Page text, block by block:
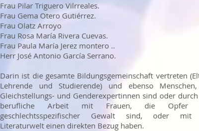
Frau Pilar Triguero Vilrreales.
Frau Gema Otero Gutiérrez.
Frau Olatz Arroyo
Frau Rosa María Rivera Cuevas.
Frau Paula María Jerez montero ..
Herr José Antonio García Serrano.
Darin ist die gesamte Bildungsgemeinschaft vertreten
Lehrende und Studierende) und ebenso
Gleichstellungs- und Genderexpertinnen sind oder
berufliche Arbeit mit Frauen, die Opfer
geschlechtsspezifischer Gewalt sind, oder
Literaturwelt einen direkten Bezug haben.